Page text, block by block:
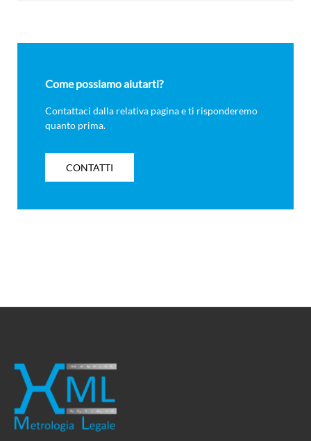
Come possiamo aiutarti?
Contattaci dalla relativa pagina e ti risponderemo
quanto prima.
CONTATTI